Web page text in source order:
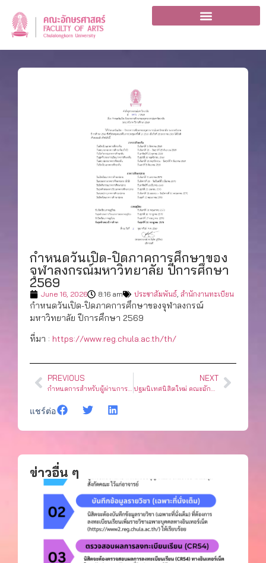
กำหนดวันเปิด-ปิดภาคการศึกษาของ
จุฬาลงกรณ์มหาวิทยาลัย ปีการศึกษา
2569
June 16, 2026 8:16 am ประชาสัมพันธ์ สำนักงานทะเบียน
กำหนดวันเปิด-ปิดภาคการศึกษาของจุฬาลงกรณ์
มหาวิทยาลัย ปีการศึกษา 2569
ที่มา : https://www.reg.chula.ac.th/th/
PREVIOUS NEXT
แชร์ต่อ
ข่าวอื่น ๆ